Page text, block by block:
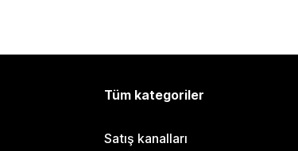
Tüm kategoriler
Satış kanalları